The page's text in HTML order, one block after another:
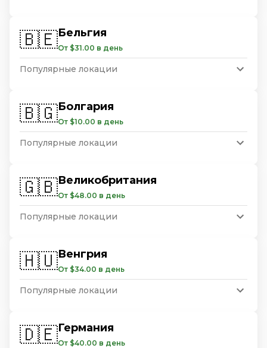
🇧🇪Бельгия
От $31.00 в день
Популярные локации
🇧🇬Болгария
От $10.00 в день
Популярные локации
🇬🇧Великобритания
От $48.00 в день
Популярные локации
🇭🇺Венгрия
От $34.00 в день
Популярные локации
🇩🇪Германия
От $40.00 в день